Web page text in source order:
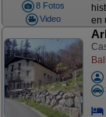
8 Fotos
Video
en